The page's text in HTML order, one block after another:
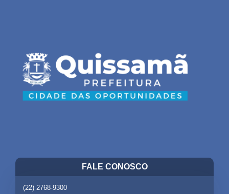
FALE CONOSCO
(22) 2768-9300